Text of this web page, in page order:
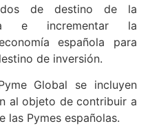
de destino de la
e incrementar la
española para
de inversión.
Global se incluyen
al objeto de contribuir a
las Pymes españolas.